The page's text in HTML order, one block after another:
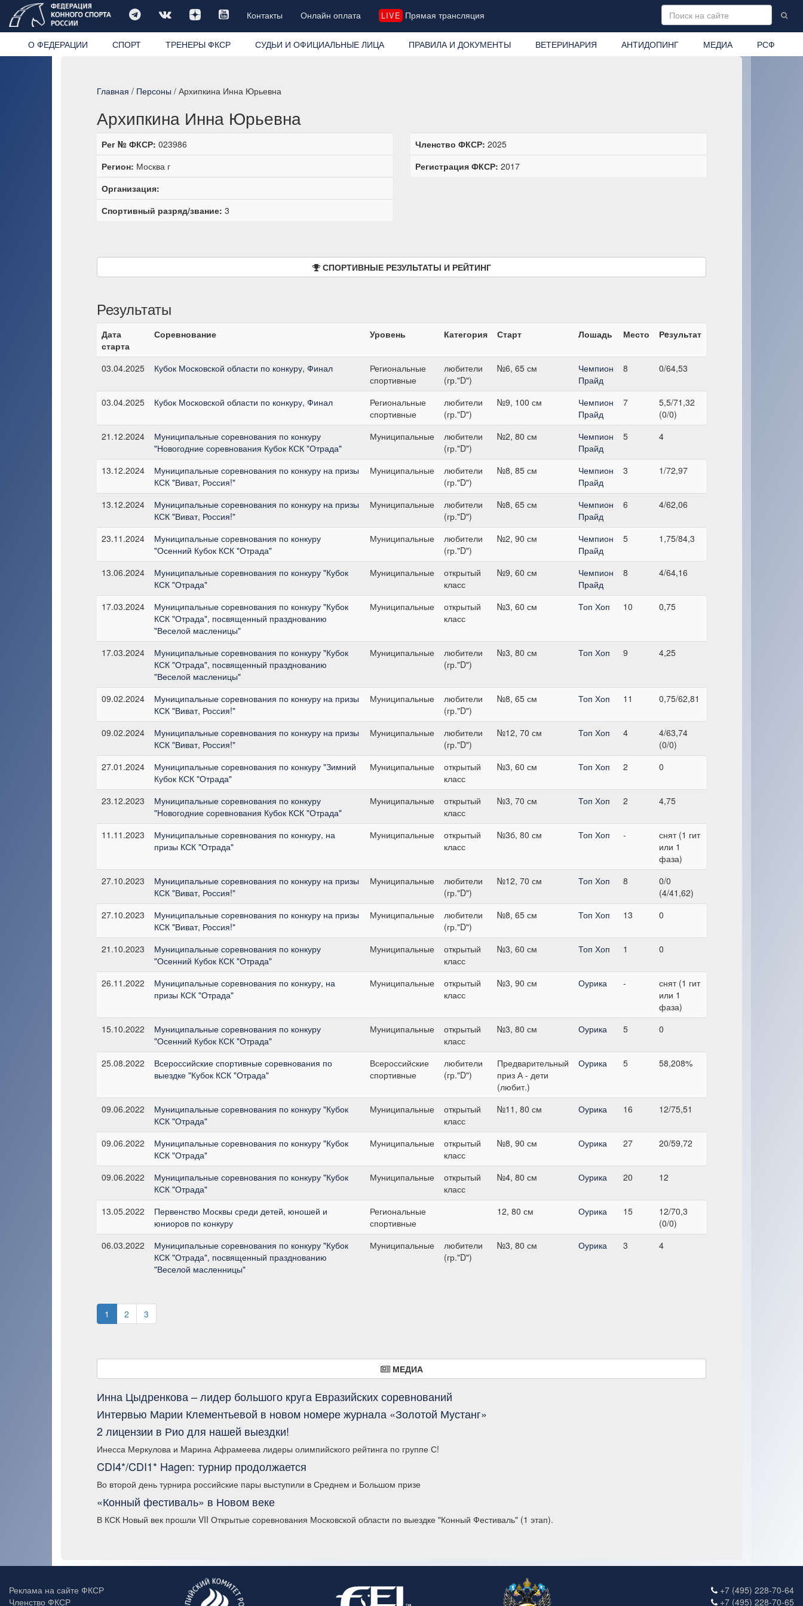
Контакты Онлайн оплата LIVE Прямая трансляция
О ФЕДЕРАЦИИ СПОРТ ТРЕНЕРЫ ФКСР СУДЬИ И ОФИЦИАЛЬНЫЕ ЛИЦА ПРАВИЛА И ДОКУМЕНТЫ ВЕТЕРИНАРИЯ АНТИДОПИНГ МЕДИА РСФ
Главная / Персоны / Архипкина Инна Юрьевна
Архипкина Инна Юрьевна
Рег № ФКСР: 023986
Регион: Москва г
Организация:
Спортивный разряд/звание: 3
Членство ФКСР: 2025
Регистрация ФКСР: 2017
СПОРТИВНЫЕ РЕЗУЛЬТАТЫ И РЕЙТИНГ
Результаты
Дата
старта
Соревнование Уровень Категория Старт Лошадь Место Рeзультат
03.04.2025 Кубок Московской области по конкуру, Финал
Региональные
спортивные
любители
(гр."D")
№6, 65 см
Чемпион
Прайд
8 0/64,53
03.04.2025 Кубок Московской области по конкуру, Финал
Региональные
спортивные
любители
(гр."D")
№9, 100 см
Чемпион
Прайд
7
5,5/71,32
(0/0)
21.12.2024
Муниципальные соревнования по конкуру
"Новогодние соревнования Кубок КСК "Отрада"
Муниципальные
любители
(гр."D")
№2, 80 см
Чемпион
Прайд
5 4
13.12.2024
Муниципальные соревнования по конкуру на призы
КСК "Виват, Россия!"
Муниципальные
любители
(гр."D")
№8, 85 см
Чемпион
Прайд
3 1/72,97
13.12.2024
Муниципальные соревнования по конкуру на призы
КСК "Виват, Россия!"
Муниципальные
любители
(гр."D")
№8, 65 см
Чемпион
Прайд
6 4/62,06
23.11.2024
Муниципальные соревнования по конкуру
"Осенний Кубок КСК "Отрада"
Муниципальные
любители
(гр."D")
№2, 90 см
Чемпион
Прайд
5 1,75/84,3
13.06.2024
Муниципальные соревнования по конкуру "Кубок
КСК "Отрада"
Муниципальные
открытый
класс
№9, 60 см
Чемпион
Прайд
8 4/64,16
17.03.2024
Муниципальные соревнования по конкуру "Кубок
КСК "Отрада", посвященный празднованию
"Веселой масленицы"
Муниципальные
открытый
класс
№3, 60 см Топ Хоп 10 0,75
17.03.2024
Муниципальные соревнования по конкуру "Кубок
КСК "Отрада", посвященный празднованию
"Веселой масленицы"
Муниципальные
любители
(гр."D")
№3, 80 см Топ Хоп 9 4,25
09.02.2024
Муниципальные соревнования по конкуру на призы
КСК "Виват, Россия!"
Муниципальные
любители
(гр."D")
№8, 65 см Топ Хоп 11 0,75/62,81
09.02.2024
Муниципальные соревнования по конкуру на призы
КСК "Виват, Россия!"
Муниципальные
любители
(гр."D")
№12, 70 см Топ Хоп 4
4/63,74
(0/0)
27.01.2024
Муниципальные соревнования по конкуру "Зимний
Кубок КСК "Отрада"
Муниципальные
открытый
класс
№3, 60 см Топ Хоп 2 0
23.12.2023
Муниципальные соревнования по конкуру
"Новогодние соревнования Кубок КСК "Отрада"
Муниципальные
открытый
класс
№3, 70 см Топ Хоп 2 4,75
11.11.2023
Муниципальные соревнования по конкуру, на
призы КСК "Отрада"
Муниципальные
открытый
класс
№3б, 80 см Топ Хоп -
снят (1 гит
или 1
фаза)
27.10.2023
Муниципальные соревнования по конкуру на призы
КСК "Виват, Россия!"
Муниципальные
любители
(гр."D")
№12, 70 см Топ Хоп 8
0/0
(4/41,62)
27.10.2023
Муниципальные соревнования по конкуру на призы
КСК "Виват, Россия!"
Муниципальные
любители
(гр."D")
№8, 65 см Топ Хоп 13 0
21.10.2023
Муниципальные соревнования по конкуру
"Осенний Кубок КСК "Отрада"
Муниципальные
открытый
класс
№3, 60 см Топ Хоп 1 0
26.11.2022
Муниципальные соревнования по конкуру, на
призы КСК "Отрада"
Муниципальные
открытый
класс
№3, 90 см Оурика -
снят (1 гит
или 1
фаза)
15.10.2022
Муниципальные соревнования по конкуру
"Осенний Кубок КСК "Отрада"
Муниципальные
открытый
класс
№3, 80 см Оурика 5 0
25.08.2022
Всероссийские спортивные соревнования по
выездке "Кубок КСК "Отрада"
Всероссийские
спортивные
любители
(гр."D")
Предварительный
приз А - дети
(любит.)
Оурика 5 58,208%
09.06.2022
Муниципальные соревнования по конкуру "Кубок
КСК "Отрада"
Муниципальные
открытый
класс
№11, 80 см Оурика 16 12/75,51
09.06.2022
Муниципальные соревнования по конкуру "Кубок
КСК "Отрада"
Муниципальные
открытый
класс
№8, 90 см Оурика 27 20/59,72
09.06.2022
Муниципальные соревнования по конкуру "Кубок
КСК "Отрада"
Муниципальные
открытый
класс
№4, 80 см Оурика 20 12
13.05.2022
Первенство Москвы среди детей, юношей и
юниоров по конкуру
Региональные
спортивные
12, 80 см Оурика 15
12/70,3
(0/0)
06.03.2022
Муниципальные соревнования по конкуру "Кубок
КСК "Отрада", посвященный празднованию
"Веселой масленницы"
Муниципальные
любители
(гр."D")
№3, 80 см Оурика 3 4
1 2 3
МЕДИА
Инна Цыдренкова – лидер большого круга Евразийских соревнований
Интервью Марии Клементьевой в новом номере журнала «Золотой Мустанг»
2 лицензии в Рио для нашей выездки!
Инесса Меркулова и Марина Афрамеева лидеры олимпийского рейтинга по группе С!
CDI4*/CDI1* Hagen: турнир продолжается
Во второй день турнира российские пары выступили в Среднем и Большом призе
«Конный фестиваль» в Новом веке
В КСК Новый век прошли VII Открытые соревнования Московской области по выездке "Конный Фестиваль" (1 этап).
Реклама на сайте ФКСР
Членство ФКСР
+7 (495) 228-70-64
+7 (495) 228-70-65